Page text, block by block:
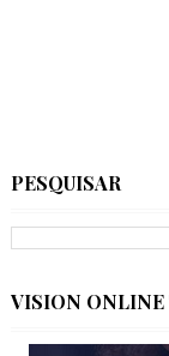
PESQUISAR
VISION ONLINE